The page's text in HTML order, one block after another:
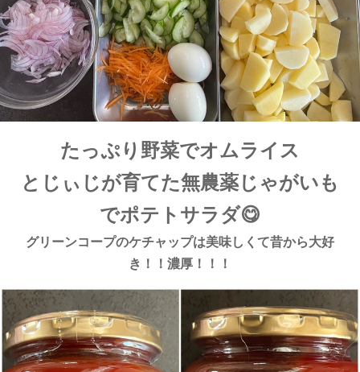
たっぷり野菜でオムライス
とじぃじが育てた無農薬じゃがいも
でポテトサラダ😋
グリーンコープのケチャップは美味しくて昔から大好
き！！濃厚！！！